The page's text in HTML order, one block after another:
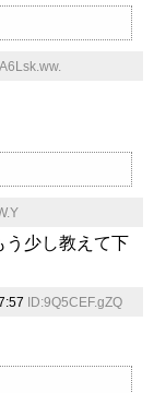
う少し教えて下
ID:9Q5CEF.gZQ